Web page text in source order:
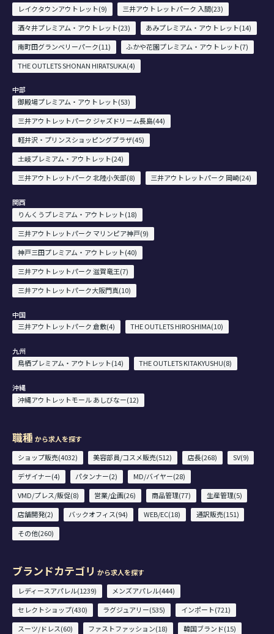
レイクタウンアウトレット(9)
三井アウトレットパーク 入間(23)
酒々井プレミアム・アウトレット(23)
あみプレミアム・アウトレット(14)
南町田グランベリーパーク(11)
ふかや花園プレミアム・アウトレット(7)
THE OUTLETS SHONAN HIRATSUKA(4)
中部
御殿場プレミアム・アウトレット(53)
三井アウトレットパーク ジャズドリーム長島(44)
軽井沢・プリンスショッピングプラザ(45)
土岐プレミアム・アウトレット(24)
三井アウトレットパーク 北陸小矢部(8)
三井アウトレットパーク 岡崎(24)
関西
りんくうプレミアム・アウトレット(18)
三井アウトレットパーク マリンピア神戸(9)
神戸三田プレミアム・アウトレット(40)
三井アウトレットパーク 滋賀竜王(7)
三井アウトレットパーク大阪門真(10)
中国
三井アウトレットパーク 倉敷(4)
THE OUTLETS HIROSHIMA(10)
九州
鳥栖プレミアム・アウトレット(14)
THE OUTLETS KITAKYUSHU(8)
沖縄
沖縄アウトレットモール あしびなー(12)
職種 から求人を探す
ショップ販売(4032)
美容部員/コスメ販売(512) 店長(268)
SV(9)
デザイナー(4)
パタンナー(2)
MD/バイヤー(28)
VMD/プレス/販促(8)
営業/企画(26) 商品管理(77)
生産管理(5)
店舗開発(2)
バックオフィス(94) WEB/EC(18)
通訳販売(151)
その他(260)
ブランドカテゴリ から求人を探す
レディースアパレル(1239)
メンズアパレル(444)
セレクトショップ(430)
ラグジュアリー(535)
インポート(721)
スーツ/ドレス(60)
ファストファッション(18)
韓国ブランド(15)